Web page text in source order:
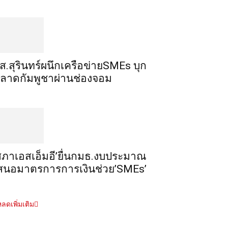
.สุรินทร์ผนึกเครือข่ายSMEs บุก
าดกัมพูชาผ่านช่องจอม
ภาเอสเอ็มอี’ยื่นกมธ.งบประมาณ
นอมาตรการการเงินช่วย’SMEs’
ดเพิ่มเติม